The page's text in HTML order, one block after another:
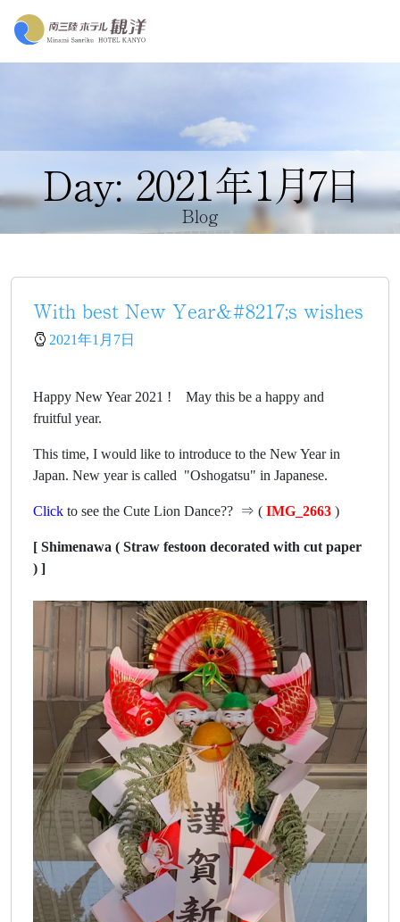
Day: 2021年1月7日
Blog
With best New Year&#8217;s wishes
2021年1月7日
Happy New Year 2021 ! May this be a happy and
fruitful year.
This time, I would like to introduce to the New Year in
Japan. New year is called "Oshogatsu" in Japanese.
Click to see the Cute Lion Dance?? ⇒ ( IMG_2663 )
[ Shimenawa ( Straw festoon decorated with cut paper
) ]